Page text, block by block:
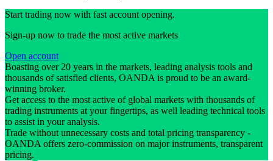
Start trading now with fast account opening.
Sign-up now to trade the most active markets
Open account
Boasting over 20 years in the markets, leading analysis tools and
thousands of satisfied clients, OANDA is proud to be an award-
winning broker.
Get access to the most active of global markets with thousands of
trading instruments at your fingertips, as well leading technical tools
to assist in your analysis.
Trade without unnecessary costs and total pricing transparency -
OANDA offers zero-commission on major instruments, transparent
pricing.